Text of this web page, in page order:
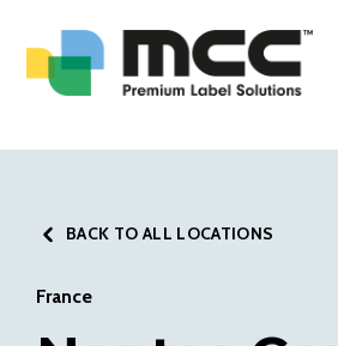
BACK TO ALL LOCATIONS
France